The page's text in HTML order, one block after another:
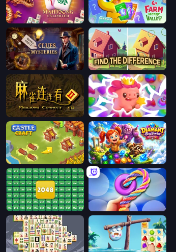
Mahjong Unlimited Farm Merge Valley
Hidden Object: Clues and Mysteries Find The Difference
Mahjong Connect 2 (Legacy) Match Arena
Castle Craft Diamant: Sky Stories Match 3
2048 Merge Blocks Twisted Tangle